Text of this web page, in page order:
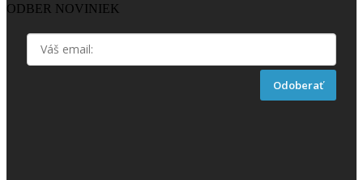
ODBER NOVINIEK
Odoberať